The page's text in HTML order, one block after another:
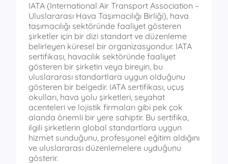
IATA (International Air Transport Association –
Uluslararası Hava Taşımacılığı Birliği), hava
taşımacılığı sektöründe faaliyet gösteren
şirketler için bir dizi standart ve düzenleme
belirleyen küresel bir organizasyondur. IATA
sertifikası, havacılık sektöründe faaliyet
gösteren bir şirketin veya bireyin, bu
uluslararası standartlara uygun olduğunu
gösteren bir belgedir. IATA sertifikası, uçuş
okulları, hava yolu şirketleri, seyahat
acenteleri ve lojistik firmaları gibi pek çok
alanda önemli bir yere sahiptir. Bu sertifika,
ilgili şirketlerin global standartlara uygun
hizmet sunduğunu, profesyonel eğitim aldığını
ve uluslararası düzenlemelere uyduğunu
gösterir.